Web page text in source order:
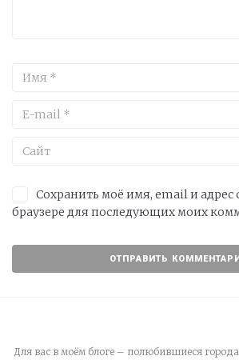
Сохранить моё имя, email и адрес
браузере для последующих моих
Для вас в моём блоге – полюбившиеся